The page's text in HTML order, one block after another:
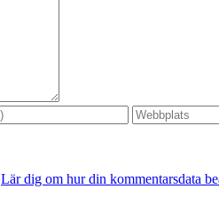
Lär dig om hur din kommentarsdata